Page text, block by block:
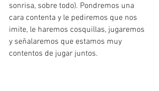
sonrisa, sobre todo). Pondremos una
cara contenta y le pediremos que nos
imite, le haremos cosquillas, jugaremos
y señalaremos que estamos muy
contentos de jugar juntos.